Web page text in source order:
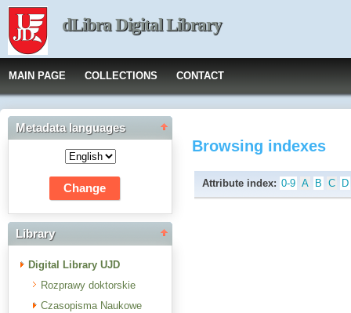
dLibra Digital Library
MAIN PAGE COLLECTIONS CONTACT
Metadata languages
Library
Digital Library UJD
Rozprawy doktorskie
Czasopisma Naukowe
Browsing indexes
Attribute index: 0-9 A B C D